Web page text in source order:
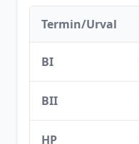
Termin/Urval
BI
BII
HP